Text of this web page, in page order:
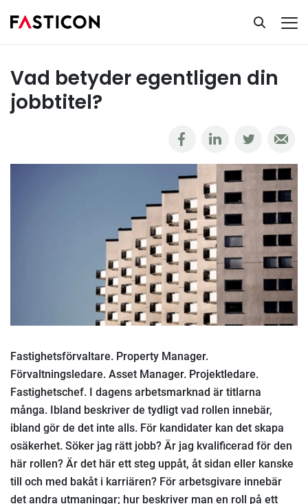
Ta del av vår kunskapsbank
Vad betyder egentligen din
jobbtitel?
Fastighetsförvaltare. Property Manager.
Förvaltningsledare. Asset Manager. Projektledare.
Fastighetschef. I dagens arbetsmarknad är titlarna
många. Ibland beskriver de tydligt vad rollen innebär,
ibland gör de det inte alls. För kandidater kan det skapa
osäkerhet. Söker jag rätt jobb? Är jag kvalificerad för den
här rollen? Är det här ett steg uppåt, åt sidan eller kanske
till och med bakåt i karriären? För arbetsgivare innebär
det andra utmaningar; hur beskriver man en roll på ett